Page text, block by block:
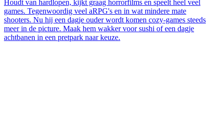
Houdt van hardlopen, kijkt graag horrorfilms en speelt heel veel
games. Tegenwoordig veel aRPG's en in wat mindere mate
shooters. Nu hij een dagje ouder wordt komen cozy-games steeds
meer in de picture. Maak hem wakker voor sushi of een dagje
achtbanen in een pretpark naar keuze.